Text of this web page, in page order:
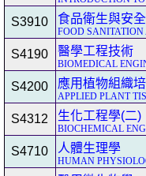
S3910 食品衛生與安全
FOOD
S4190 醫學工程技術
BIOMEDICAL
S4200 應用植物組織
APPLIED PLANT
S4312 生化工程學(二)
BIOCHEMICAL
S4710 人體生理學
HUMAN